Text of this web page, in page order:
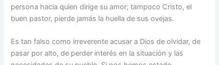
persona hacia quien dirige su amor; tampoco Cristo, el
buen pastor, pierde jamás la huella de sus ovejas.
Es tan falso como irreverente acusar a Dios de olvidar, de
pasar por alto, de perder interés en la situación y las